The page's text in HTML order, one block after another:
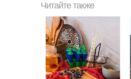
Читайте также